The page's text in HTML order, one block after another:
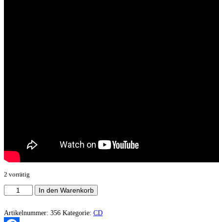
2 vorrätig
Angantyr/Nasheim
Menge
In den Warenkorb
Artikelnummer: 356 Kategorie: CD